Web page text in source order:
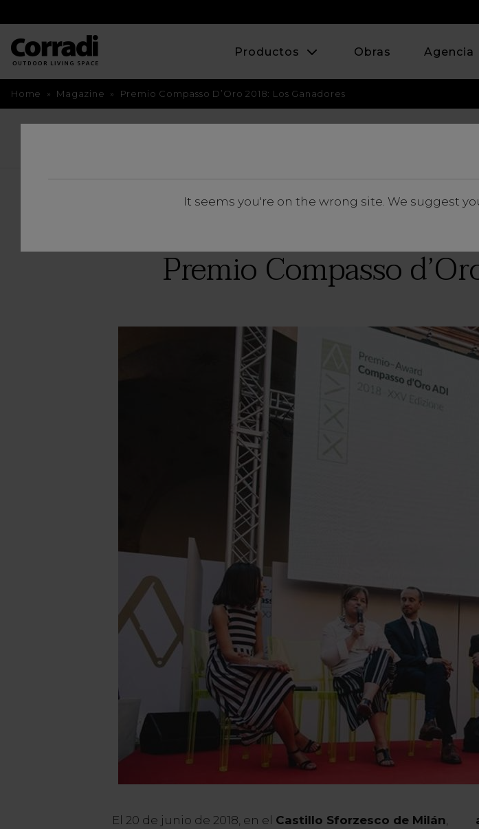
It seems you're on the wrong site. We suggest
Productos Obras Agencia
Home » Magazine » Premio Compasso D’Oro 2018: Los Ganadores
Premio Compasso
El 20 de junio de 2018, en el Castillo Sforzesco de Milán